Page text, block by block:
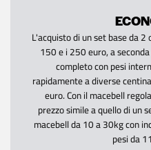
L'acquisto di un set base da
150 e i 250 euro, a
completo con pesi
rapidamente a diverse
euro. Con il macebell
prezzo simile a quello di un
macebell da 10 a 30kg con
pesi da